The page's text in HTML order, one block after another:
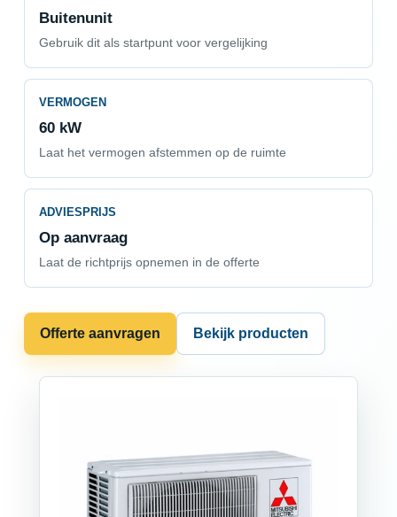
Buitenunit
Gebruik dit als startpunt voor vergelijking
VERMOGEN
60 kW
Laat het vermogen afstemmen op de ruimte
ADVIESPRIJS
Op aanvraag
Laat de richtprijs opnemen in de offerte
Offerte aanvragen Bekijk producten